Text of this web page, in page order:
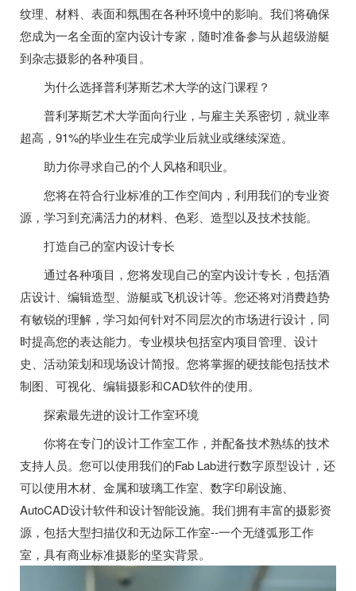
纹理、材料、表面和氛围在各种环境中的影响。我们将确保
您成为一名全面的室内设计专家，随时准备参与从超级游艇
到杂志摄影的各种项目。
为什么选择普利茅斯艺术大学的这门课程？
普利茅斯艺术大学面向行业，与雇主关系密切，就业率
超高，91%的毕业生在完成学业后就业或继续深造。
助力你寻求自己的个人风格和职业。
您将在符合行业标准的工作空间内，利用我们的专业资
源，学习到充满活力的材料、色彩、造型以及技术技能。
打造自己的室内设计专长
通过各种项目，您将发现自己的室内设计专长，包括酒
店设计、编辑造型、游艇或飞机设计等。您还将对消费趋势
有敏锐的理解，学习如何针对不同层次的市场进行设计，同
时提高您的表达能力。专业模块包括室内项目管理、设计
史、活动策划和现场设计简报。您将掌握的硬技能包括技术
制图、可视化、编辑摄影和CAD软件的使用。
探索最先进的设计工作室环境
你将在专门的设计工作室工作，并配备技术熟练的技术
支持人员。您可以使用我们的Fab Lab进行数字原型设计，还
可以使用木材、金属和玻璃工作室、数字印刷设施、
AutoCAD设计软件和设计智能设施。我们拥有丰富的摄影资
源，包括大型扫描仪和无边际工作室--一个无缝弧形工作
室，具有商业标准摄影的坚实背景。